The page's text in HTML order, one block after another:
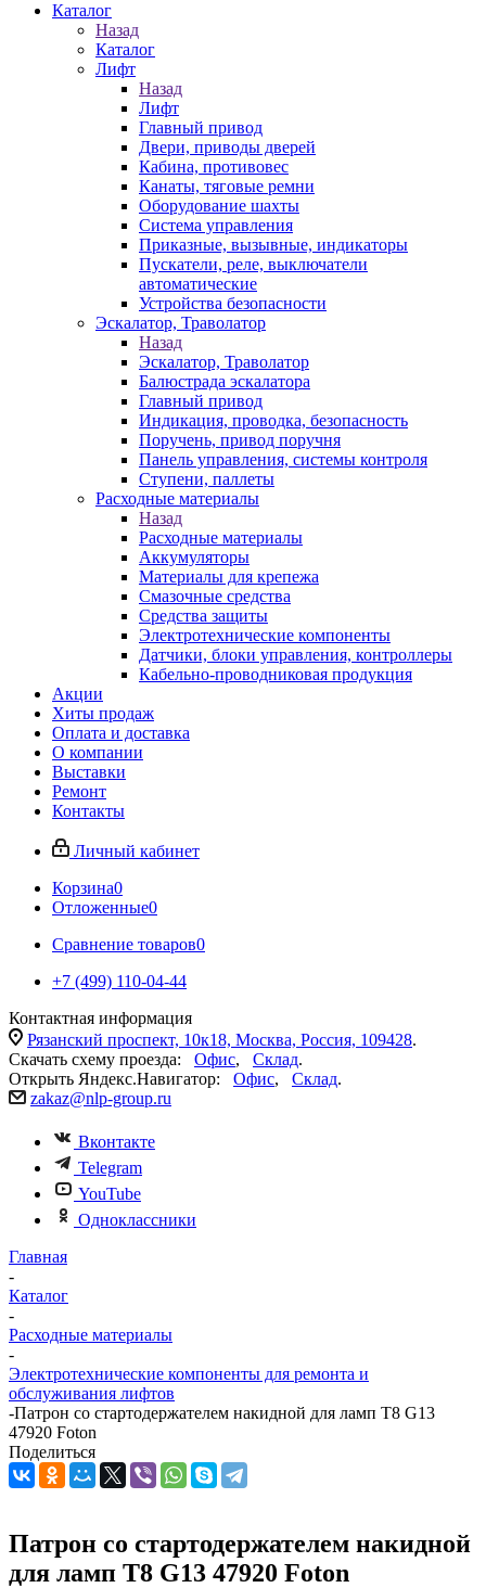
Каталог
Назад
Каталог
Лифт
Назад
Лифт
Главный привод
Двери, приводы дверей
Кабина, противовес
Канаты, тяговые ремни
Оборудование шахты
Система управления
Приказные, вызывные, индикаторы
Пускатели, реле, выключатели
автоматические
Устройства безопасности
Эскалатор, Траволатор
Назад
Эскалатор, Траволатор
Балюстрада эскалатора
Главный привод
Индикация, проводка, безопасность
Поручень, привод поручня
Панель управления, системы контроля
Ступени, паллеты
Расходные материалы
Назад
Расходные материалы
Аккумуляторы
Материалы для крепежа
Смазочные средства
Средства защиты
Электротехнические компоненты
Датчики, блоки управления, контроллеры
Кабельно-проводниковая продукция
Акции
Хиты продаж
Оплата и доставка
О компании
Выставки
Ремонт
Контакты
Личный кабинет
Корзина0
Отложенные0
Сравнение товаров0
+7 (499) 110-04-44
Контактная информация
Рязанский проспект, 10к18, Москва, Россия, 109428.
Скачать схему проезда: Офис, Склад.
Открыть Яндекс.Навигатор: Офис, Склад.
zakaz@nlp-group.ru
Вконтакте
Telegram
YouTube
Одноклассники
Главная
-
Каталог
-
Расходные материалы
-
Электротехнические компоненты для ремонта и
обслуживания лифтов
-Патрон со стартодержателем накидной для ламп T8 G13
47920 Foton
Поделиться
Патрон со стартодержателем накидной
для ламп T8 G13 47920 Foton